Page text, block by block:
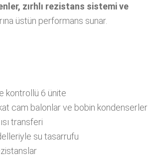
zırhlı rezistans sistemi ve
üstün performans sunar.
kontrollü 6 ünite
cam balonlar ve bobin kondenserler
transferi
su tasarrufu